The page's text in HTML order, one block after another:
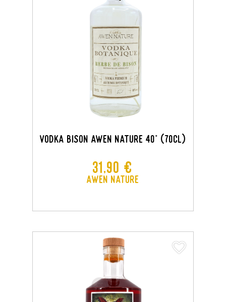
VODKA BISON AWEN NATURE 40° (70CL)
Prix
31,90 €
Awen Nature
favorite_border